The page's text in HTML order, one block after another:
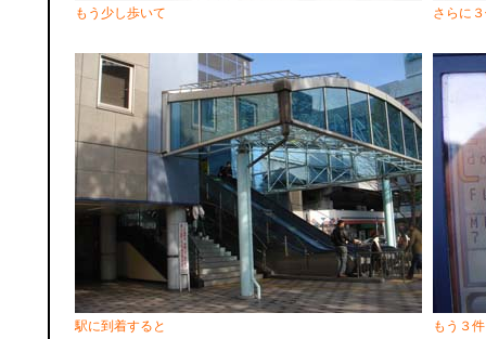
もう少し歩いて さらに
駅に到着すると もう３件